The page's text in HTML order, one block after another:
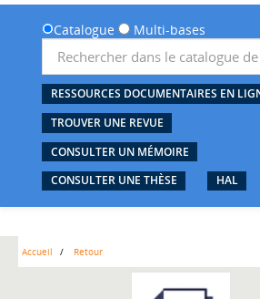
Catalogue Multi-bases
RESSOURCES DOCUMENTAIRES EN
TROUVER UNE REVUE
CONSULTER UN MÉMOIRE
CONSULTER UNE THÈSE
HAL
Accueil Retour